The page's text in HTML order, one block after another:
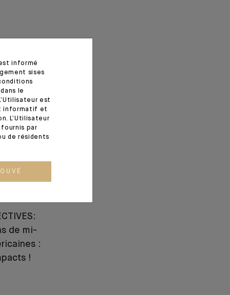
de mi-
:
!
informé
sises
le
est
informatif et
L’Utilisateur
par
de résidents